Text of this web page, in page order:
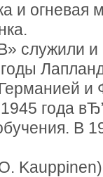
и огневая
служили и
и
года
В